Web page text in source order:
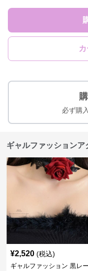
必ず購
ギャルファッション
¥2,520 (税込)
ギャルファッション 黒レ